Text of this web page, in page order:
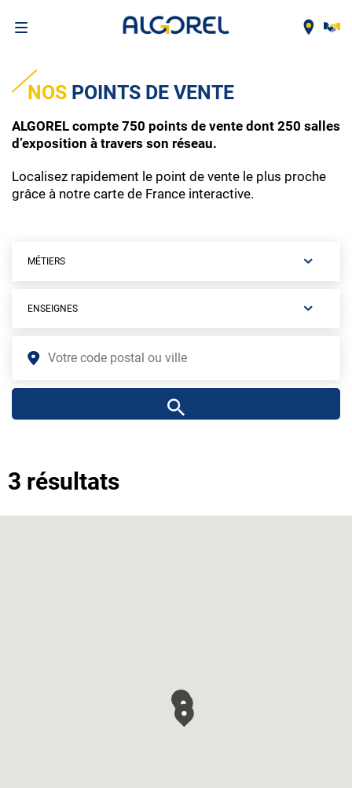
contenu
principal
NOS POINTS DE VENTE
ALGOREL compte 750 points de vente dont 250 salles
d’exposition à travers son réseau.
Localisez rapidement le point de vente le plus proche
grâce à notre carte de France interactive.
MÉTIERS
ENSEIGNES
3 résultats